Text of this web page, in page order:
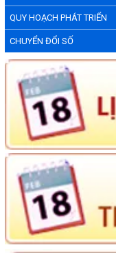
QUY HOẠCH PHÁT TRIỂN
CHUYỂN ĐỔI SỐ